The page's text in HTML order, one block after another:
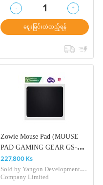
- 1
+
ဈေးခြင်းထဲထည့်ရန်
Zowie Mouse Pad (MOUSE
PAD GAMING GEAR GS-R
BLACK)
227,800 Ks
Sold byYangon Development
Company Limited